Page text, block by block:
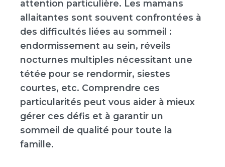
attention particulière. Les mamans
allaitantes sont souvent confrontées à
des difficultés liées au sommeil :
endormissement au sein, réveils
nocturnes multiples nécessitant une
tétée pour se rendormir, siestes
courtes, etc. Comprendre ces
particularités peut vous aider à mieux
gérer ces défis et à garantir un
sommeil de qualité pour toute la
famille.